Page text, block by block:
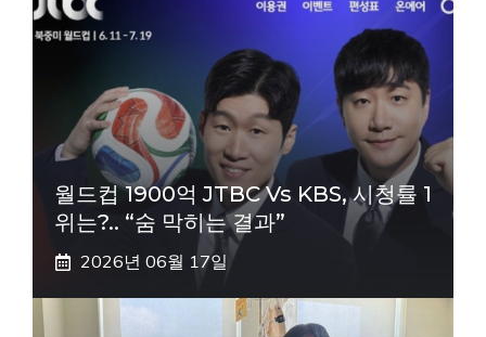
월드컵 1900억 JTBC Vs KBS, 시청률 1
위는?.. “숨 막히는 결과”
2026년 06월 17일